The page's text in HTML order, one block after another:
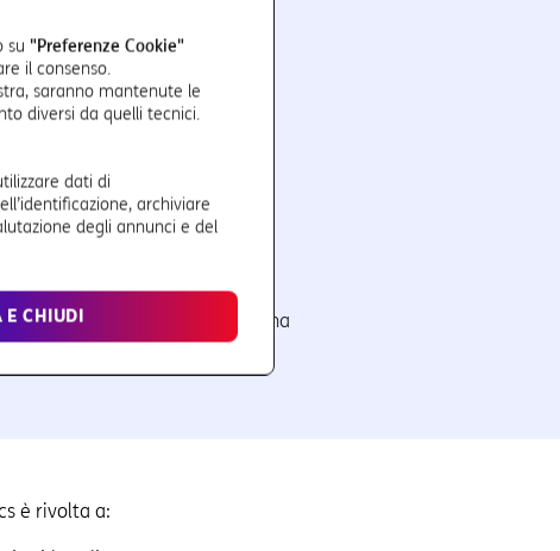
Approfondimento profilo
di una specifica zona
è rivolta a:
su "Preferenze Cookie"
il consenso.
saranno mantenute le
diversi da quelli tecnici.
dati di
archiviare
degli annunci e del
E CHIUDI